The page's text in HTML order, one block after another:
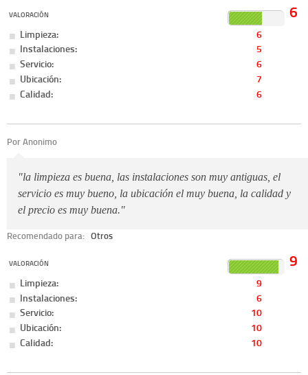
VALORACIÓN 6
Limpieza:
6
Instalaciones:
5
Servicio:
6
Ubicación:
7
Calidad:
6
Por Anonimo
"la limpieza es buena, las instalaciones son muy antiguas, el
servicio es muy bueno, la ubicación el muy buena, la calidad y
el precio es muy buena."
Recomendado para: Otros
VALORACIÓN 9
Limpieza:
9
Instalaciones:
6
Servicio:
10
Ubicación:
10
Calidad:
10